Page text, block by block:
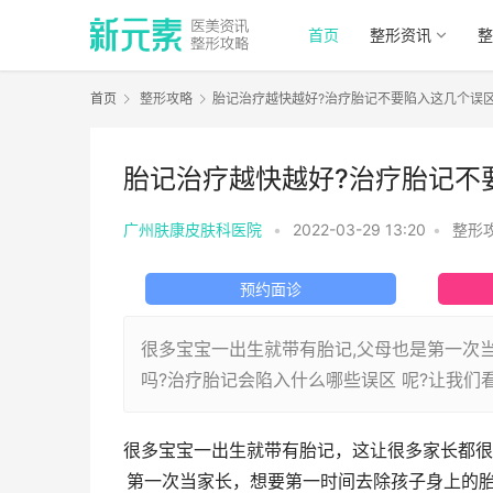
首页 整形资讯
首页 整形攻略 胎记治疗越快越好?治疗胎记不要陷入这几个误
胎记治疗越快越好?治疗胎记不
广州肤康皮肤科医院 • 2022-03-29 13:20 • 整形
预约面诊
很多宝宝一出生就带有胎记,父母也是第一次
吗?治疗胎记会陷入什么哪些误区 呢?让我们
很多宝宝一出生就带有胎记，这让很多家长都
第一次当家长，想要第一时间去除孩子身上的